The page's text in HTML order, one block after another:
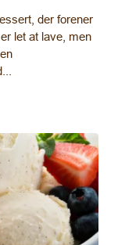
der forener
let at lave, men